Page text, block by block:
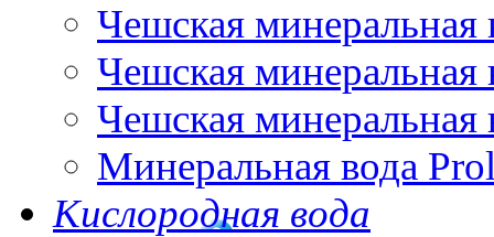
Чешская минеральная
Чешская минеральная
Чешская минеральная
Минеральная вода
Кислородная вода